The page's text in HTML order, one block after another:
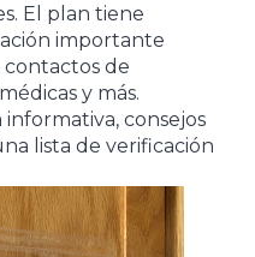
El plan tiene
importante
de
y más.
consejos
lista de verificación